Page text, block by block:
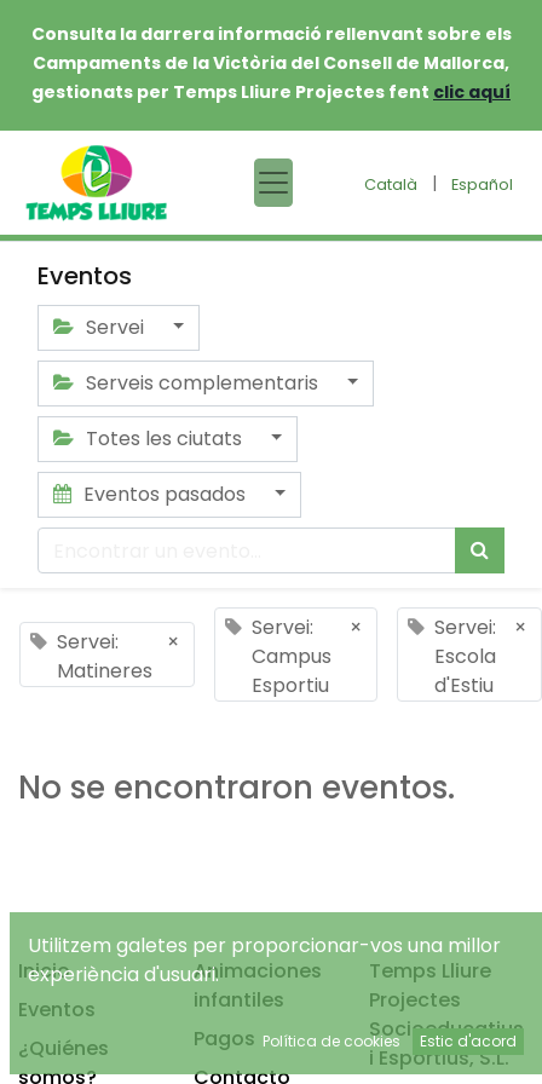
Consulta la darrera informació rellenvant sobre els
Campaments de la Victòria del Consell de Mallorca,
gestionats per Temps Lliure Projectes fent clic aquí
Català | Español
Eventos
Servei
Serveis complementaris
Totes les ciutats
Eventos pasados
Servei:
Matineres
×
Servei:
Campus
Esportiu
×
Servei:
Escola
d'Estiu
×
No se encontraron eventos.
Inicio
Eventos
¿Quiénes
somos?
Animaciones
infantiles
Pagos
Contacto
Temps Lliure
Projectes
Socioeducatius
i Esportius, S.L.
Utilitzem galetes per proporcionar-vos una millor
experiència d'usuari.
Política de cookies Estic d'acord